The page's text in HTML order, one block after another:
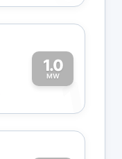
1.0
MW1